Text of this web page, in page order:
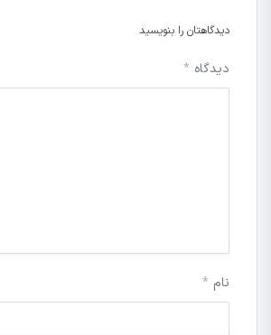
دیدگاهتان را بنویسید
دیدگاه *
نام *